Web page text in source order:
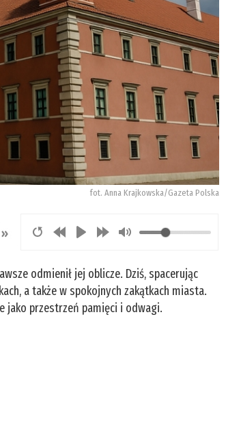
fot. Anna Krajkowska/Gazeta Polska
odmienił jej oblicze. Dziś, spacerując
a także w spokojnych zakątkach miasta.
jako przestrzeń pamięci i odwagi.